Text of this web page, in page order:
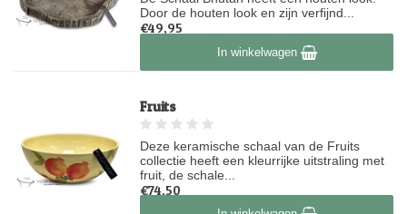
Door de houten look en zijn verfijnd...
€49,95
Op voorraadIn winkelwagen
Fruits
Deze keramische schaal van de Fruits
collectie heeft een kleurrijke uitstraling met
fruit, de schale...
€74,50
Op voorraad